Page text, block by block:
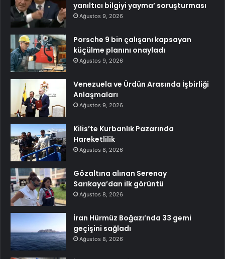
yanıltıcı bilgiyi yayma’ soruşturması
Ağustos 9, 2026
Porsche 9 bin çalışanı kapsayan
küçülme planını onayladı
Ağustos 9, 2026
Venezuela ve Ürdün Arasında İşbirliği
Anlaşmaları
Ağustos 9, 2026
Kilis’te Kurbanlık Pazarında
Hareketlilik
Ağustos 8, 2026
Gözaltına alınan Serenay
Sarıkaya’dan ilk görüntü
Ağustos 8, 2026
İran Hürmüz Boğazı’nda 33 gemi
geçişini sağladı
Ağustos 8, 2026